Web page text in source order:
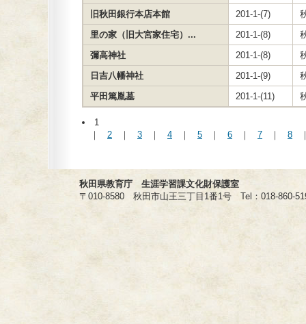
旧秋田銀行本店本館
201-1-(7)
里の家（旧大宮家住宅）...
201-1-(8)
彌高神社
201-1-(8)
日吉八幡神社
201-1-(9)
平田篤胤墓
201-1-(11)
1
｜ 2 ｜ 3 ｜ 4 ｜ 5 ｜ 6 ｜ 7 ｜ 8
秋田県教育庁 生涯学習課文化財保護室
〒010-8580 秋田市山王三丁目1番1号 Tel：018-860-